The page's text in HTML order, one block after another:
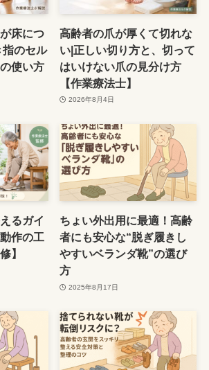
床につ
指のセル
使い方
高齢者の爪が厚くて切れな
い|正しい切り方と、切って
はいけない爪の見分け方
【作業療法士】
2026年8月4日
るガイ
作の工
】
ちょい外出用に最適！高齢
者にも安心な“脱ぎ履きし
やすいベランダ靴”の選び
方
2025年8月17日